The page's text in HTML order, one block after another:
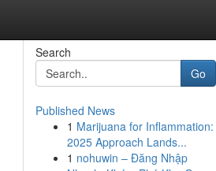
Search
Go
Published News
1 Marijuana for Inflammation:
2025 Approach Lands...
1 nohuwin – Đăng Nhập